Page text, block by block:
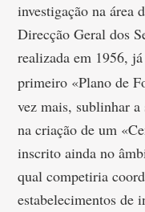
investigação na área
Direcção Geral dos
realizada em 1956,
primeiro «Plano de
vez mais, sublinhar
na criação de um
inscrito ainda no
qual competiria
estabelecimentos de